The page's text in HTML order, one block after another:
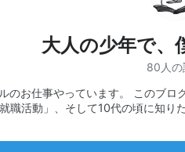
大人の少年で、
80人の
のお仕事やっています。 このブロ
職活動」、そして10代の頃に知り